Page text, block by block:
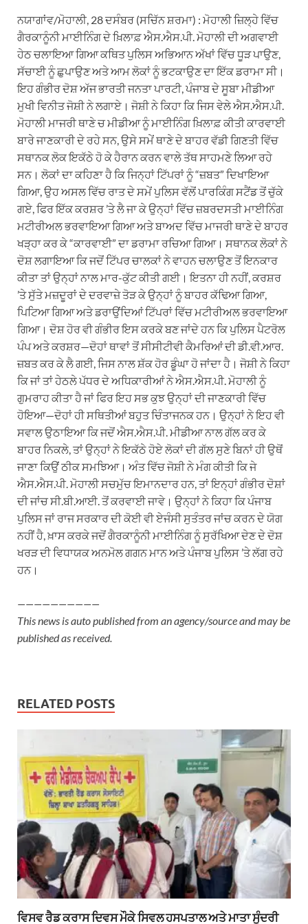
ਨਯਾਗਾਂਵ/ਮੋਹਾਲੀ, 28 ਦਸੰਬਰ (ਸਚਿੱਨ ਸ਼ਰਮਾ) : ਮੋਹਾਲੀ ਜ਼ਿਲ੍ਹੇ ਵਿੱਚ
ਗੈਰਕਾਨੂੰਨੀ ਮਾਈਨਿੰਗ ਦੇ ਖ਼ਿਲਾਫ਼ ਐਸ.ਐਸ.ਪੀ. ਮੋਹਾਲੀ ਦੀ ਅਗਵਾਈ
ਹੇਠ ਚਲਾਇਆ ਗਿਆ ਕਥਿਤ ਪੁਲਿਸ ਅਭਿਆਨ ਅੱਖਾਂ ਵਿੱਚ ਧੂੜ ਪਾਉਣ,
ਸੱਚਾਈ ਨੂੰ ਛੁਪਾਉਣ ਅਤੇ ਆਮ ਲੋਕਾਂ ਨੂੰ ਭਟਕਾਉਣ ਦਾ ਇੱਕ ਡਰਾਮਾ ਸੀ।
ਇਹ ਗੰਭੀਰ ਦੋਸ਼ ਅੱਜ ਭਾਰਤੀ ਜਨਤਾ ਪਾਰਟੀ, ਪੰਜਾਬ ਦੇ ਸੂਬਾ ਮੀਡੀਆ
ਮੁਖੀ ਵਿਨੀਤ ਜੋਸ਼ੀ ਨੇ ਲਗਾਏ। ਜੋਸ਼ੀ ਨੇ ਕਿਹਾ ਕਿ ਜਿਸ ਵੇਲੇ ਐਸ.ਐਸ.ਪੀ.
ਮੋਹਾਲੀ ਮਾਜਰੀ ਥਾਣੇ ਚ ਮੀਡੀਆ ਨੂੰ ਮਾਈਨਿੰਗ ਖ਼ਿਲਾਫ਼ ਕੀਤੀ ਕਾਰਵਾਈ
ਬਾਰੇ ਜਾਣਕਾਰੀ ਦੇ ਰਹੇ ਸਨ, ਉਸੇ ਸਮੇਂ ਥਾਣੇ ਦੇ ਬਾਹਰ ਵੱਡੀ ਗਿਣਤੀ ਵਿੱਚ
ਸਥਾਨਕ ਲੋਕ ਇਕੱਠੇ ਹੋ ਕੇ ਹੈਰਾਨ ਕਰਨ ਵਾਲੇ ਤੱਥ ਸਾਹਮਣੇ ਲਿਆ ਰਹੇ
ਸਨ। ਲੋਕਾਂ ਦਾ ਕਹਿਣਾ ਹੈ ਕਿ ਜਿਨ੍ਹਾਂ ਟਿੱਪਰਾਂ ਨੂੰ “ਜ਼ਬਤ” ਦਿਖਾਇਆ
ਗਿਆ, ਉਹ ਅਸਲ ਵਿੱਚ ਰਾਤ ਦੇ ਸਮੇਂ ਪੁਲਿਸ ਵੱਲੋਂ ਪਾਰਕਿੰਗ ਸਟੈਂਡ ਤੋਂ ਚੁੱਕੇ
ਗਏ, ਫਿਰ ਇੱਕ ਕਰਸ਼ਰ ’ਤੇ ਲੈ ਜਾ ਕੇ ਉਨ੍ਹਾਂ ਵਿੱਚ ਜ਼ਬਰਦਸਤੀ ਮਾਈਨਿੰਗ
ਮਟੀਰੀਅਲ ਭਰਵਾਇਆ ਗਿਆ ਅਤੇ ਬਾਅਦ ਵਿੱਚ ਮਾਜਰੀ ਥਾਣੇ ਦੇ ਬਾਹਰ
ਖੜ੍ਹਾ ਕਰ ਕੇ “ਕਾਰਵਾਈ” ਦਾ ਡਰਾਮਾ ਰਚਿਆ ਗਿਆ। ਸਥਾਨਕ ਲੋਕਾਂ ਨੇ
ਦੋਸ਼ ਲਗਾਇਆ ਕਿ ਜਦੋਂ ਟਿੱਪਰ ਚਾਲਕਾਂ ਨੇ ਵਾਹਨ ਚਲਾਉਣ ਤੋਂ ਇਨਕਾਰ
ਕੀਤਾ ਤਾਂ ਉਨ੍ਹਾਂ ਨਾਲ ਮਾਰ-ਕੁੱਟ ਕੀਤੀ ਗਈ। ਇਤਨਾ ਹੀ ਨਹੀਂ, ਕਰਸ਼ਰ
’ਤੇ ਸੁੱਤੇ ਮਜ਼ਦੂਰਾਂ ਦੇ ਦਰਵਾਜ਼ੇ ਤੋੜ ਕੇ ਉਨ੍ਹਾਂ ਨੂੰ ਬਾਹਰ ਕੱਢਿਆ ਗਿਆ,
ਪਿਟਿਆ ਗਿਆ ਅਤੇ ਡਰਾਉਂਦਿਆਂ ਟਿੱਪਰਾਂ ਵਿੱਚ ਮਟੀਰੀਅਲ ਭਰਵਾਇਆ
ਗਿਆ। ਦੋਸ਼ ਹੋਰ ਵੀ ਗੰਭੀਰ ਇਸ ਕਰਕੇ ਬਣ ਜਾਂਦੇ ਹਨ ਕਿ ਪੁਲਿਸ ਪੈਟਰੋਲ
ਪੰਪ ਅਤੇ ਕਰਸ਼ਰ—ਦੋਹਾਂ ਥਾਵਾਂ ਤੋਂ ਸੀਸੀਟੀਵੀ ਕੈਮਰਿਆਂ ਦੀ ਡੀ.ਵੀ.ਆਰ.
ਜ਼ਬਤ ਕਰ ਕੇ ਲੈ ਗਈ, ਜਿਸ ਨਾਲ ਸ਼ੱਕ ਹੋਰ ਡੂੰਘਾ ਹੋ ਜਾਂਦਾ ਹੈ। ਜੋਸ਼ੀ ਨੇ ਕਿਹਾ
ਕਿ ਜਾਂ ਤਾਂ ਹੇਠਲੇ ਪੱਧਰ ਦੇ ਅਧਿਕਾਰੀਆਂ ਨੇ ਐਸ.ਐਸ.ਪੀ. ਮੋਹਾਲੀ ਨੂੰ
ਗੁਮਰਾਹ ਕੀਤਾ ਹੈ ਜਾਂ ਫਿਰ ਇਹ ਸਭ ਕੁਝ ਉਨ੍ਹਾਂ ਦੀ ਜਾਣਕਾਰੀ ਵਿੱਚ
ਹੋਇਆ—ਦੋਹਾਂ ਹੀ ਸਥਿਤੀਆਂ ਬਹੁਤ ਚਿੰਤਾਜਨਕ ਹਨ। ਉਨ੍ਹਾਂ ਨੇ ਇਹ ਵੀ
ਸਵਾਲ ਉਠਾਇਆ ਕਿ ਜਦੋਂ ਐਸ.ਐਸ.ਪੀ. ਮੀਡੀਆ ਨਾਲ ਗੱਲ ਕਰ ਕੇ
ਬਾਹਰ ਨਿਕਲੇ, ਤਾਂ ਉਨ੍ਹਾਂ ਨੇ ਇਕੱਠੇ ਹੋਏ ਲੋਕਾਂ ਦੀ ਗੱਲ ਸੁਣੇ ਬਿਨਾਂ ਹੀ ਉਥੋਂ
ਜਾਣਾ ਕਿਉਂ ਠੀਕ ਸਮਝਿਆ। ਅੰਤ ਵਿੱਚ ਜੋਸ਼ੀ ਨੇ ਮੰਗ ਕੀਤੀ ਕਿ ਜੇ
ਐਸ.ਐਸ.ਪੀ. ਮੋਹਾਲੀ ਸਚਮੁੱਚ ਇਮਾਨਦਾਰ ਹਨ, ਤਾਂ ਇਨ੍ਹਾਂ ਗੰਭੀਰ ਦੋਸ਼ਾਂ
ਦੀ ਜਾਂਚ ਸੀ.ਬੀ.ਆਈ. ਤੋਂ ਕਰਵਾਈ ਜਾਵੇ। ਉਨ੍ਹਾਂ ਨੇ ਕਿਹਾ ਕਿ ਪੰਜਾਬ
ਪੁਲਿਸ ਜਾਂ ਰਾਜ ਸਰਕਾਰ ਦੀ ਕੋਈ ਵੀ ਏਜੰਸੀ ਸੁਤੰਤਰ ਜਾਂਚ ਕਰਨ ਦੇ ਯੋਗ
ਨਹੀਂ ਹੈ, ਖ਼ਾਸ ਕਰਕੇ ਜਦੋਂ ਗੈਰਕਾਨੂੰਨੀ ਮਾਈਨਿੰਗ ਨੂੰ ਸੁਰੱਖਿਆ ਦੇਣ ਦੇ ਦੋਸ਼
ਖਰੜ ਦੀ ਵਿਧਾਯਕ ਅਨਮੋਲ ਗਗਨ ਮਾਨ ਅਤੇ ਪੰਜਾਬ ਪੁਲਿਸ ’ਤੇ ਲੱਗ ਰਹੇ
ਹਨ।
——————————
This news is auto published from an agency/source and may be
published as received.
RELATED POSTS
ਵਿਸਵ ਰੈਡ ਕਰਾਸ ਦਿਵਸ ਮੌਕੇ ਸਿਵਲ ਹਸਪਤਾਲ ਅਤੇ ਮਾਤਾ ਸੁੰਦਰੀ